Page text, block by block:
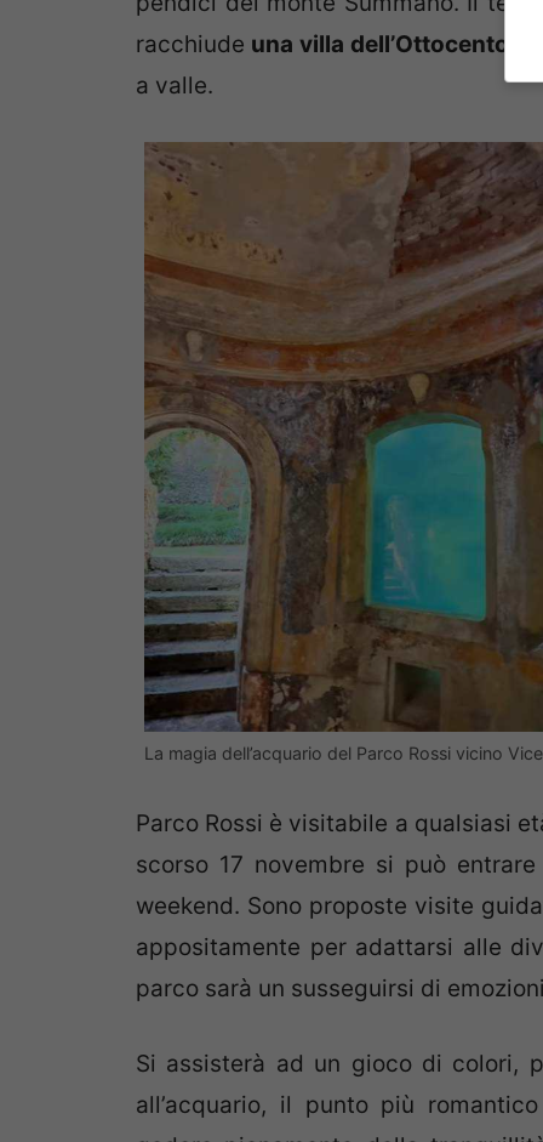
racchiude una villa dell’Ottocento
a valle.
La magia dell’acquario del Parco Rossi vicino
Parco Rossi è visitabile a qualsiasi
scorso 17 novembre si può entrare
weekend. Sono proposte visite
appositamente per adattarsi alle
parco sarà un susseguirsi di
Si assisterà ad un gioco di colori,
all’acquario, il punto più